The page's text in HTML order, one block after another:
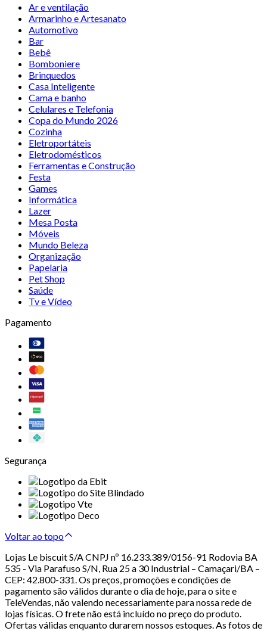
Ar e ventilação
Armarinho e Artesanato
Automotivo
Bar
Bebê
Bomboniere
Brinquedos
Casa Inteligente
Cama e banho
Celulares e Telefonia
Copa do Mundo 2026
Cozinha
Eletroportáteis
Eletrodomésticos
Ferramentas e Construção
Festa
Games
Informática
Lazer
Mesa Posta
Móveis
Mundo Beleza
Organização
Papelaria
Pet Shop
Saúde
Tv e Vídeo
Pagamento
Segurança
Voltar ao topo
Lojas Le biscuit S/A CNPJ nº 16.233.389/0156-91 Rodovia BA
535 - Via Parafuso S/N, Rua 25 a 30 Industrial – Camaçari/BA –
CEP: 42.800-331. Os preços, promoções e condições de
pagamento são válidos durante o dia de hoje, para o site e
TeleVendas, não valendo necessariamente para nossa rede de
lojas físicas. O frete não está incluído no preço do produto.
Ofertas válidas enquanto durarem nossos estoques. As fotos de